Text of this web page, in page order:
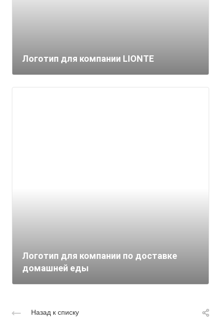
Логотип для компании LIONTE
Логотип для компании по доставке
домашней еды
Назад к списку